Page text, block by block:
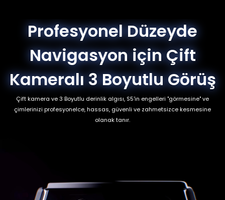
Profesyonel Düzeyde
Navigasyon için Çift
Kameralı 3 Boyutlu Görüş
Çift kamera ve 3 Boyutlu derinlik algısı, S5'in engelleri "görmesine" ve
çimlerinizi profesyonelce, hassas, güvenli ve zahmetsizce kesmesine
olanak tanır.